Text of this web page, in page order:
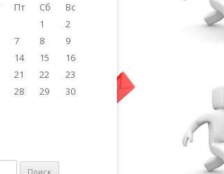
Пт Сб
Вс
1
2
7 8
9
14 15
16
21 22
23
28 29
30